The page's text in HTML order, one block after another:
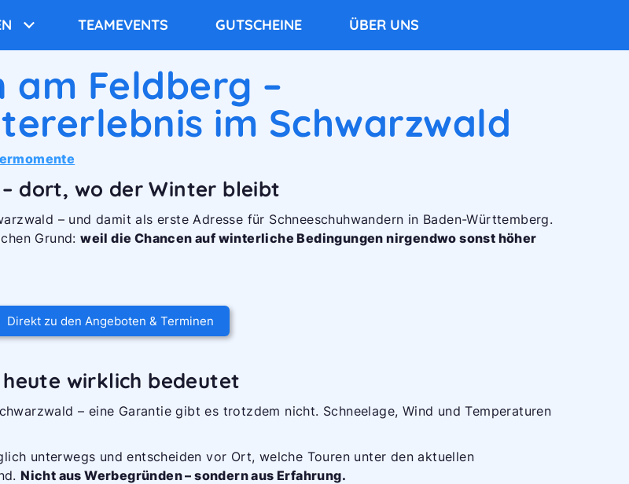
TEAMEVENTS GUTSCHEINE ÜBER UNS
am Feldberg –
im Schwarzwald
dort, wo der Winter bleibt
– und damit als erste Adresse für Schneeschuhwandern in Baden-Württemberg.
Grund:weil die Chancen auf winterliche Bedingungen nirgendwo sonst höher
Direkt zu den Angeboten & Terminen
wirklich bedeutet
– eine Garantie gibt es trotzdem nicht. Schneelage, Wind und Temperaturen
unterwegs und entscheiden vor Ort, welche Touren unter den aktuellen
Nicht aus Werbegründen – sondern aus Erfahrung.